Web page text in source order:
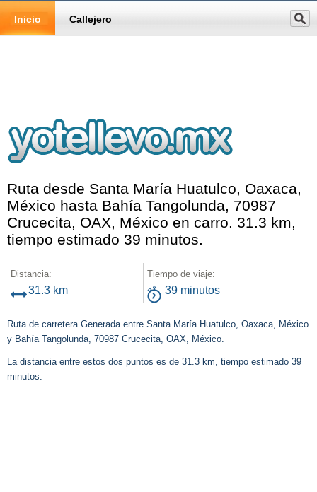
Inicio Callejero
Ruta desde Santa María Huatulco, Oaxaca,
México hasta Bahía Tangolunda, 70987
Crucecita, OAX, México en carro. 31.3 km,
tiempo estimado 39 minutos.
Distancia:
31.3 km
Tiempo de viaje:
39 minutos
Ruta de carretera Generada entre Santa María Huatulco, Oaxaca, México
y Bahía Tangolunda, 70987 Crucecita, OAX, México.
La distancia entre estos dos puntos es de 31.3 km, tiempo estimado 39
minutos.